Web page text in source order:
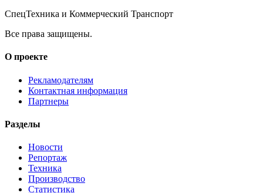
СпецТехника и Коммерческий Транспорт
Все права защищены.
О проекте
Рекламодателям
Контактная информация
Партнеры
Разделы
Новости
Репортаж
Техника
Производство
Статистика